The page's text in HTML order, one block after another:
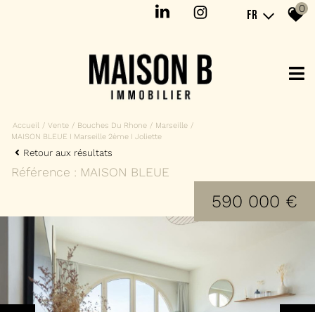
FR 0
Accueil Vente Bouches Du Rhone
Marseille
MAISON BLEUE I Marseille 2ème I Joliette
Retour aux résultats
Référence : MAISON BLEUE
590 000 €